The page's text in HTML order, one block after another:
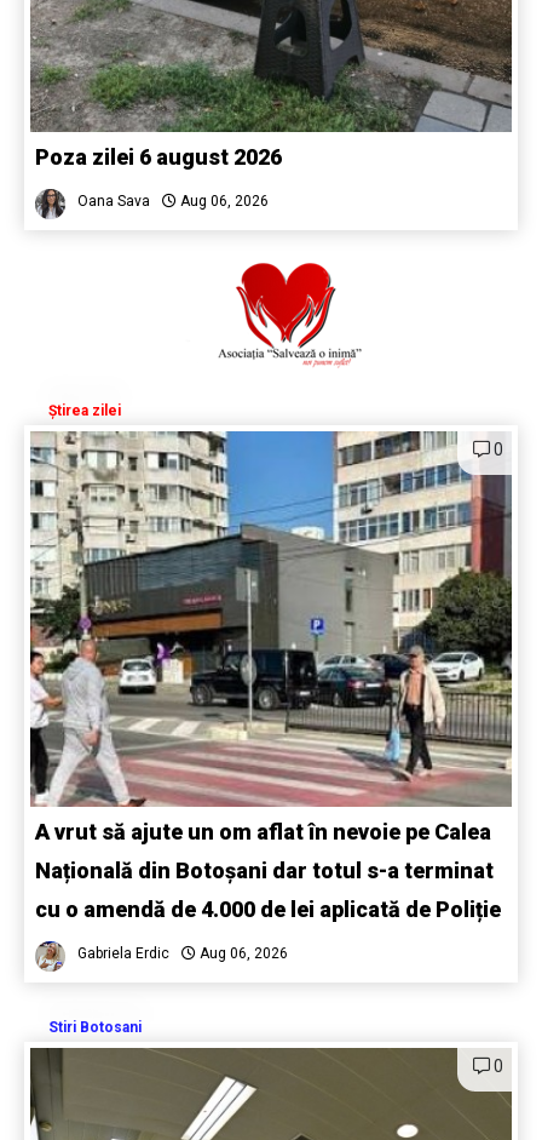
Poza zilei 6 august 2026
Oana Sava Aug 06, 2026
Știrea zilei
0
A vrut să ajute un om aflat în nevoie pe Calea
Națională din Botoșani dar totul s-a terminat
cu o amendă de 4.000 de lei aplicată de Poliție
Gabriela Erdic Aug 06, 2026
Stiri Botosani
0